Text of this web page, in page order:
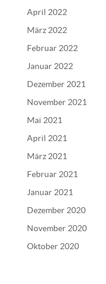
April 2022
März 2022
Februar 2022
Januar 2022
Dezember 2021
November 2021
Mai 2021
April 2021
März 2021
Februar 2021
Januar 2021
Dezember 2020
November 2020
Oktober 2020